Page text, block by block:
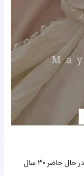
الناز ملک در ۱۹ آذر ۱۳۷۴ متولد شده است و در حال حاضر ۳۰ سال